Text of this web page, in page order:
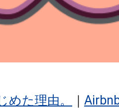
めた理由。 ｜